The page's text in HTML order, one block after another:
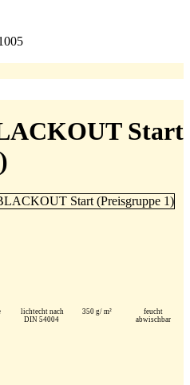
Start
lichtecht nach
DIN 54004
350 g/ m²
feucht
abwischbar